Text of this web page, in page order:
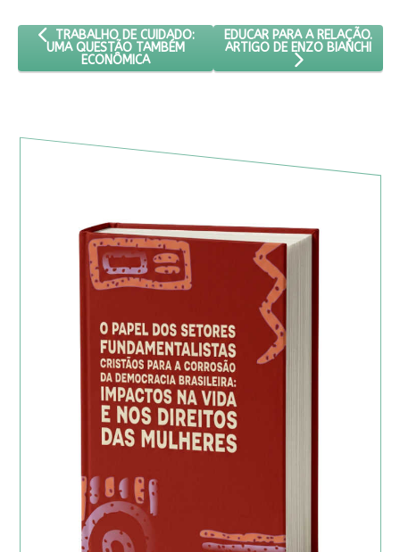
ARTIGO ANTERIOR: TRABALHO DE CUIDADO: UMA QUESTÃO
TRABALHO DE CUIDADO:
UMA QUESTÃO TAMBÉM
ECONÔMICA
PRÓXIMO ARTIGO: EDUCAR
EDUCAR PARA A RELAÇÃO.
ARTIGO DE ENZO BIANCHI